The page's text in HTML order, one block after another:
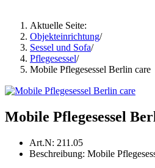
Aktuelle Seite:
Objekteinrichtung/
Sessel und Sofa/
Pflegesessel/
Mobile Pflegesessel Berlin care
Mobile Pflegesessel
Art.N: 211.05
Beschreibung: Mobile